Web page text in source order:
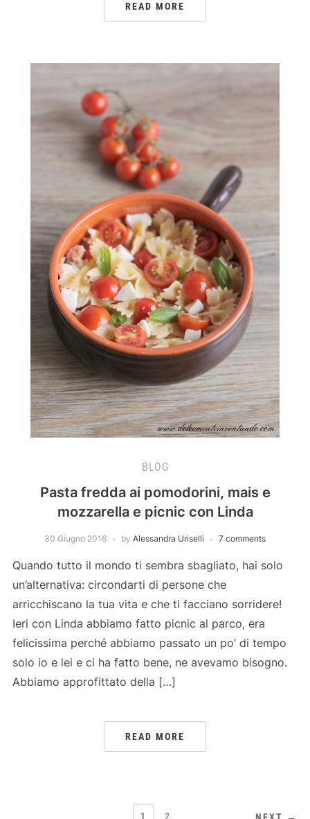
READ MORE
BLOG
Pasta fredda ai pomodorini, mais e
mozzarella e picnic con Linda
30 Giugno 2016 by Alessandra Uriselli 7 comments
Quando tutto il mondo ti sembra sbagliato, hai solo
un’alternativa: circondarti di persone che
arricchiscano la tua vita e che ti facciano sorridere!
Ieri con Linda abbiamo fatto picnic al parco, era
felicissima perché abbiamo passato un po’ di tempo
solo io e lei e ci ha fatto bene, ne avevamo bisogno.
Abbiamo approfittato della […]
READ MORE
1 2